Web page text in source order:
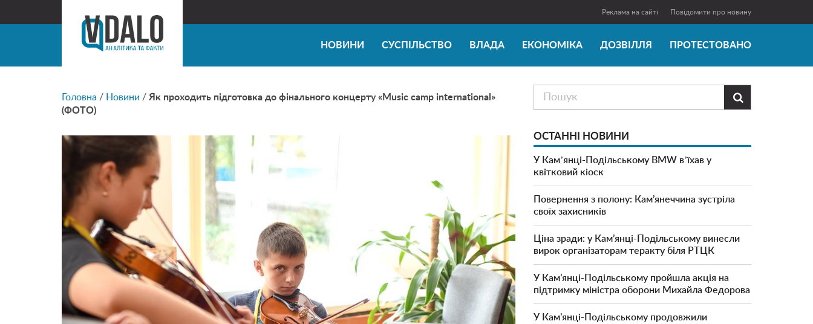
Реклама на сайті Повідомити про новину
НОВИНИ СУСПІЛЬСТВО ВЛАДА ЕКОНОМІКА ДОЗВІЛЛЯ ПРОТЕСТОВАНО
Головна / Новини / Як проходить підготовка до фінального концерту «Music camp international»
(ФОТО)

ОСТАННІ НОВИНИ
У Камʼянці-Подільському BMW вʼїхав у
квітковий кіоск
Повернення з полону: Кам’янеччина зустріла
своїх захисників
Ціна зради: у Кам’янці-Подільському винесли
вирок організаторам теракту біля РТЦК
У Кам’янці-Подільському пройшла акція на
підтримку міністра оборони Михайла Федорова
У Кам’янці-Подільському продовжили